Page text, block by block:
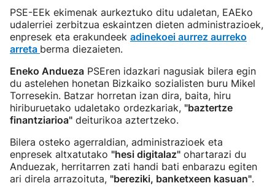
PSE-EEk ekimenak aurkeztuko ditu udaletan, EAEko
udalerriei zerbitzua eskaintzen dieten administrazioek,
enpresek eta erakundeek adinekoei aurrez aurreko
arreta berma diezaieten.
Eneko Andueza PSEren idazkari nagusiak bilera egin
du astelehen honetan Bizkaiko sozialisten buru Mikel
Torresekin. Batzar horretan izan dira, baita, hiru
hiriburuetako udaletako ordezkariak, "baztertze
finantziarioa" deiturikoa aztertzeko.
Bilera osteko agerraldian, administrazioek eta
enpresek altxatutako "hesi digitalaz" ohartarazi du
Anduezak, herritarren zati handi bati enbarazu egiten
ari direla arrazoituta, "bereziki, banketxeen kasuan".